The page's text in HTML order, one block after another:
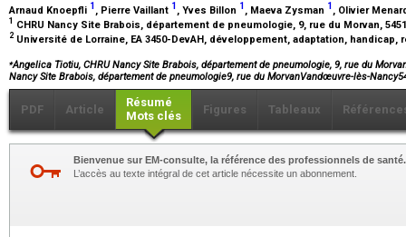
Arnaud Knoepfli 1 , Pierre Vaillant 1 , Yves Billon 1 , Maeva Zysman 1 , Olivier
1 CHRU Nancy Site Brabois, département de pneumologie, 9, rue du Morvan,
2 Université de Lorraine, EA 3450-DevAH, développement, adaptation,
⁎Angelica Tiotiu, CHRU Nancy Site Brabois, département de pneumologie, 9, rue du
Nancy Site Brabois, département de pneumologie9, rue du MorvanVandœuvre-lès-
PDF Article
Résumé
Mots clés
Figures Tableaux
Bienvenue sur EM-consulte, la référence des professionnels de santé.
L’accès au texte intégral de cet article nécessite un abonnement.